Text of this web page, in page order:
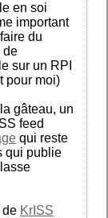
en soi
important
du
de
sur un RPI
pour moi)
gâteau, un
feed
qui reste
qui publie
de KrISS